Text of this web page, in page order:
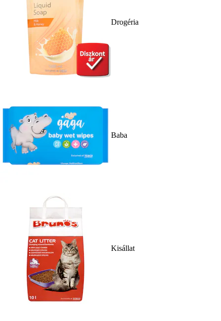
Drogéria
Baba
Kisállat